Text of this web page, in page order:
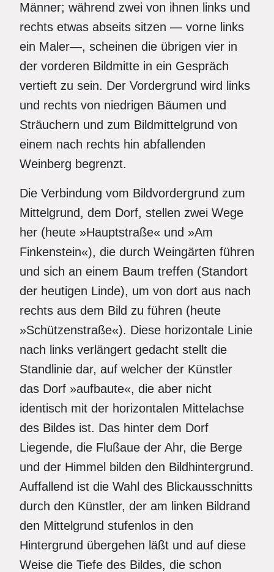
Männer; während zwei von ihnen links und
rechts etwas abseits sitzen — vorne links
ein Maler—, scheinen die übrigen vier in
der vorderen Bildmitte in ein Gespräch
vertieft zu sein. Der Vordergrund wird links
und rechts von niedrigen Bäumen und
Sträuchern und zum Bildmittelgrund von
einem nach rechts hin abfallenden
Weinberg begrenzt.
Die Verbindung vom Bildvordergrund zum
Mittelgrund, dem Dorf, stellen zwei Wege
her (heute »Hauptstraße« und »Am
Finkenstein«), die durch Weingärten führen
und sich an einem Baum treffen (Standort
der heutigen Linde), um von dort aus nach
rechts aus dem Bild zu führen (heute
»Schützenstraße«). Diese horizontale Linie
nach links verlängert gedacht stellt die
Standlinie dar, auf welcher der Künstler
das Dorf »aufbaute«, die aber nicht
identisch mit der horizontalen Mittelachse
des Bildes ist. Das hinter dem Dorf
Liegende, die Flußaue der Ahr, die Berge
und der Himmel bilden den Bildhintergrund.
Auffallend ist die Wahl des Blickausschnitts
durch den Künstler, der am linken Bildrand
den Mittelgrund stufenlos in den
Hintergrund übergehen läßt und auf diese
Weise die Tiefe des Bildes, die schon